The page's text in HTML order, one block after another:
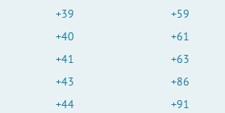
+39
+40
+41
+43
+44
+59
+61
+63
+86
+91